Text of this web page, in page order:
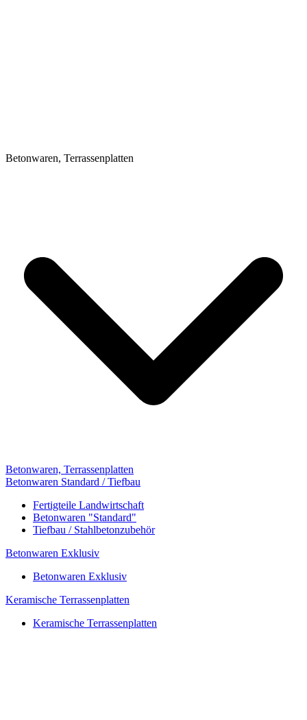
Betonwaren, Terrassenplatten
Betonwaren, Terrassenplatten
Betonwaren Standard / Tiefbau
Fertigteile Landwirtschaft
Betonwaren "Standard"
Tiefbau / Stahlbetonzubehör
Betonwaren Exklusiv
Betonwaren Exklusiv
Keramische Terrassenplatten
Keramische Terrassenplatten